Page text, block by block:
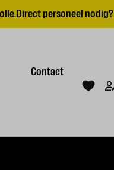
Direct personeel nodig?
Contact